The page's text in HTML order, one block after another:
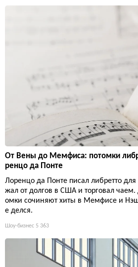
От Вены до Мемфиса: потомки
ренцо да Понте
Лоренцо да Понте писал либретто
жал от долгов в США и торговал чаем.
омки сочиняют хиты в Мемфисе и
е делся.
Шоу-бизнес 5 363